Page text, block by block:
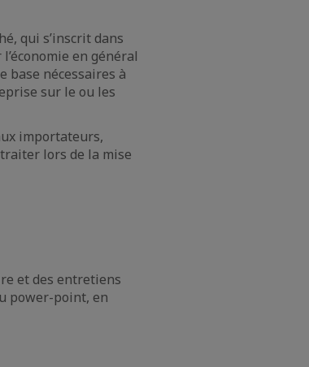
qui s’inscrit dans
en général
base nécessaires à
sur le ou les
importateurs,
lors de la mise
et des entretiens
power-point, en